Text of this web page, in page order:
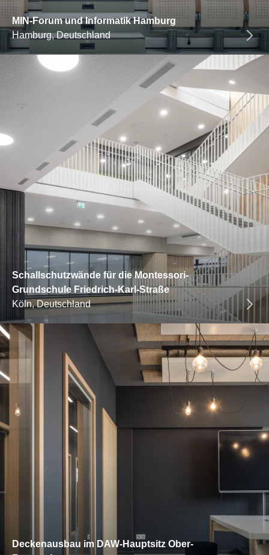
MIN-Forum und Informatik Hamburg
Hamburg, Deutschland
Schallschutzwände für die Montessori-
Grundschule Friedrich-Karl-Straße
Köln, Deutschland
Deckenausbau im DAW-Hauptsitz Ober-